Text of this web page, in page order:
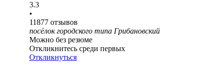
3.3
•
11877 отзывов
посёлок городского типа Грибановский
Можно без резюме
Откликнитесь среди первых
Откликнуться